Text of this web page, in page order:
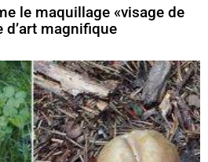
le maquillage «visage de
d’art magnifique